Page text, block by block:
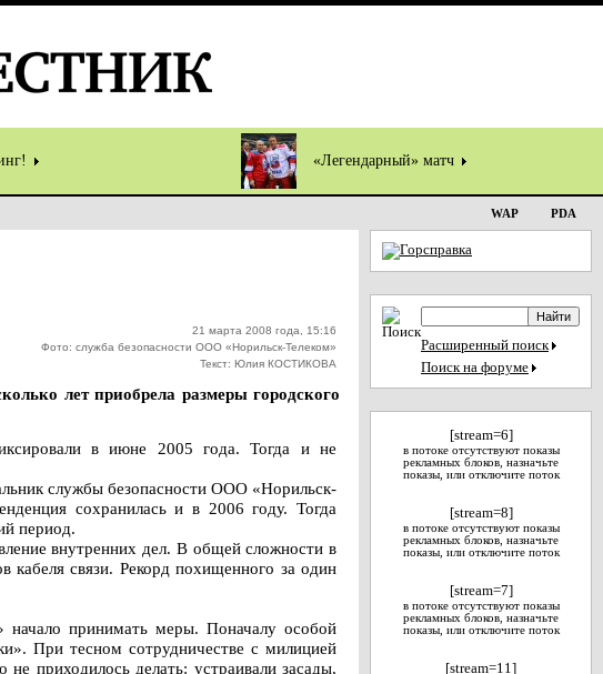
«Легендарный» матч
WAP PDA
21 марта 2008 года, 15:16
Фото: служба безопасности ООО «Норильск-Телеком»
Текст: Юлия КОСТИКОВА
лет приобрела размеры городского
в июне 2005 года. Тогда и не
службы безопасности ООО «Норильск-
сохранилась и в 2006 году. Тогда
период.
внутренних дел. В общей сложности в
кабеля связи. Рекорд похищенного за один
начало принимать меры. Поначалу особой
При тесном сотрудничестве с милицией
приходилось делать: устраивали засады,
Расширенный поиск
Поиск на форуме
[stream=6]
в потоке отсутствуют показы
рекламных блоков, назначьте
показы, или отключите поток
[stream=8]
в потоке отсутствуют показы
рекламных блоков, назначьте
показы, или отключите поток
[stream=7]
в потоке отсутствуют показы
рекламных блоков, назначьте
показы, или отключите поток
[stream=11]